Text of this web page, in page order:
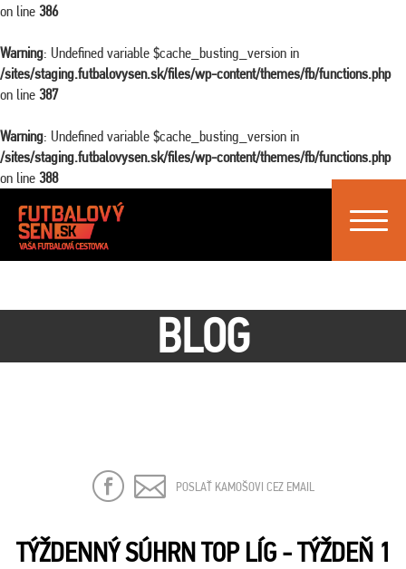
on line 386
Warning: Undefined variable $cache_busting_version in
/sites/staging.futbalovysen.sk/files/wp-content/themes/fb/functions.php
on line 387
Warning: Undefined variable $cache_busting_version in
/sites/staging.futbalovysen.sk/files/wp-content/themes/fb/functions.php
on line 388
Toggle
BLOG
POSLAŤ KAMOŠOVI CEZ EMAIL
TÝŽDENNÝ SÚHRN TOP LÍG - TÝŽDEŇ 1